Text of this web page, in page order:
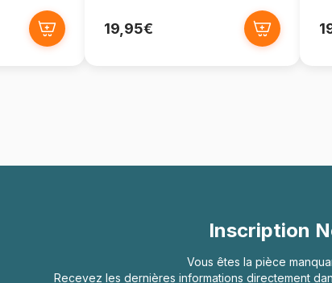
19,95€
Inscription
Vous êtes la pièce
Recevez les dernières informations directement